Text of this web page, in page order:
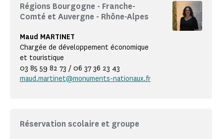
Régions Bourgogne - Franche-
Comté et Auvergne - Rhône-Alpes
Maud MARTINET
Chargée de développement économique
et touristique
03 85 59 82 73 / 06 37 36 23 43
maud.martinet@monuments-nationaux.fr
Réservation scolaire et groupe